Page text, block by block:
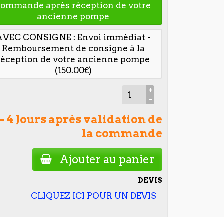
après réception de votre
ancienne pompe
CONSIGNE : Envoi immédiat -
Remboursement de consigne à la
de votre ancienne pompe
(150.00€)
- 4 Jours après validation de
la commande
Ajouter au panier
DEVIS
CLIQUEZ ICI POUR UN DEVIS